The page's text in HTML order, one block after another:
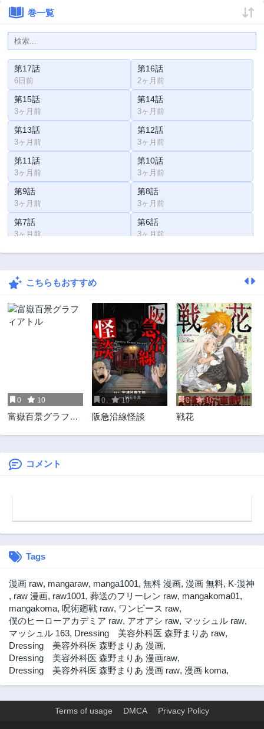
巻一覧
第17話
6日前
第16話
2ヶ月前
第15話
3ヶ月前
第14話
3ヶ月前
第13話
3ヶ月前
第12話
3ヶ月前
第11話
3ヶ月前
第10話
3ヶ月前
第9話
3ヶ月前
第8話
3ヶ月前
第7話
3ヶ月前
第6話
3ヶ月前
第5話 第4話
第3話
第1話
3ヶ月前
こちらもおすすめ
0 10
富嶽百景グラフィ
0 10
阪急沿線怪談
0 10
戦花
コメント
Tags
漫画 raw, mangaraw, manga1001, 無料 漫画, 漫画 無料, K-漫神
, raw 漫画, raw1001, 葬送のフリーレン raw, mangakoma01,
mangakoma, 呪術廻戦 raw, ワンピース raw,
僕のヒーローアカデミア raw, アオアシ raw, マッシュル raw,
マッシュル 163, Dressing 美容外科医 森野まりあ raw,
Dressing 美容外科医 森野まりあ 漫画,
Dressing 美容外科医 森野まりあ 漫画raw,
Dressing 美容外科医 森野まりあ 漫画 raw, 漫画 koma,
Terms of usage DMCA Privacy Policy